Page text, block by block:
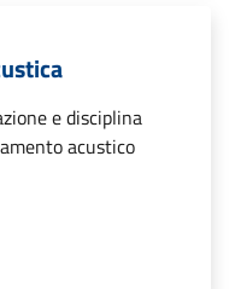
e disciplina
acustico